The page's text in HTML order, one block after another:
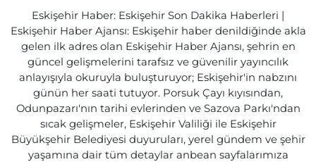
Eskişehir Haber: Eskişehir Son Dakika Haberleri |
Eskişehir Haber Ajansı: Eskişehir haber denildiğinde akla
gelen ilk adres olan Eskişehir Haber Ajansı, şehrin en
güncel gelişmelerini tarafsız ve güvenilir yayıncılık
anlayışıyla okuruyla buluşturuyor; Eskişehir'in nabzını
günün her saati tutuyor. Porsuk Çayı kıyısından,
Odunpazarı'nın tarihi evlerinden ve Sazova Parkı'ndan
sıcak gelişmeler, Eskişehir Valiliği ile Eskişehir
Büyükşehir Belediyesi duyuruları, yerel gündem ve şehir
yaşamına dair tüm detaylar anbean sayfalarımıza